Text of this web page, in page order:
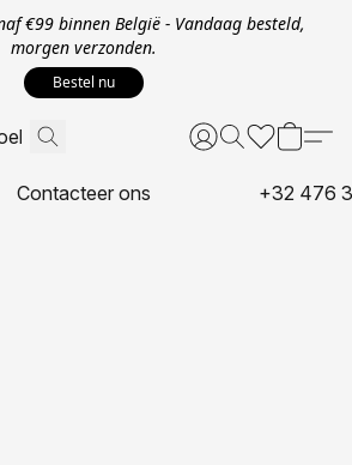
€99 binnen België - Vandaag besteld,
morgen verzonden.
Bestel nu
Contacteer ons +32 476